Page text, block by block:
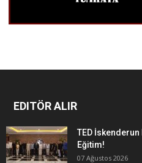
EDITÖR ALIR
TED İskenderun
Eğitim!
07 Ağustos 2026